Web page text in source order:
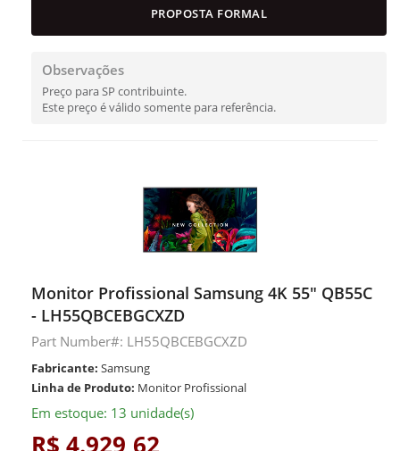
PROPOSTA FORMAL
Observações
Preço para SP contribuinte.
Este preço é válido somente para referência.
Monitor Profissional Samsung 4K 55" QB55C
- LH55QBCEBGCXZD
Part Number#: LH55QBCEBGCXZD
Fabricante: Samsung
Linha de Produto: Monitor Profissional
Em estoque: 13 unidade(s)